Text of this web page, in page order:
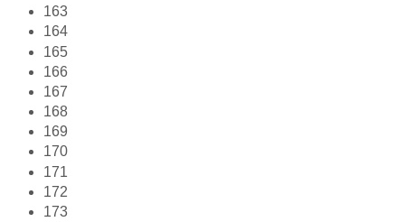
163
164
165
166
167
168
169
170
171
172
173